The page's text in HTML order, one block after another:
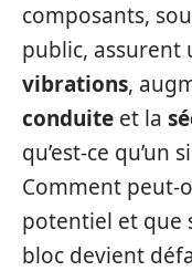
composants,
public, assurent
vibrations,
conduite et la
qu’est-ce qu’un
Comment peut-
potentiel et que
bloc devient